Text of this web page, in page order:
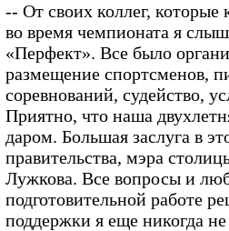
-- От своих коллег, которые
во время чемпионата я
«Перфект». Все было
размещение спортсменов,
соревнований, судейство,
Приятно, что наша
даром. Большая заслуга в
правительства, мэра
Лужкова. Все вопросы и
подготовительной работе
поддержки я еще никогда не